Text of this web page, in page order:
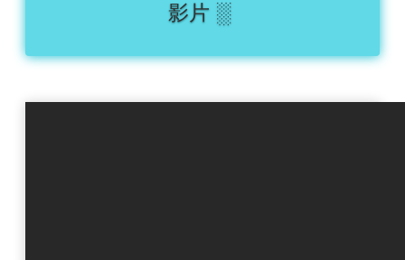
影片 ░